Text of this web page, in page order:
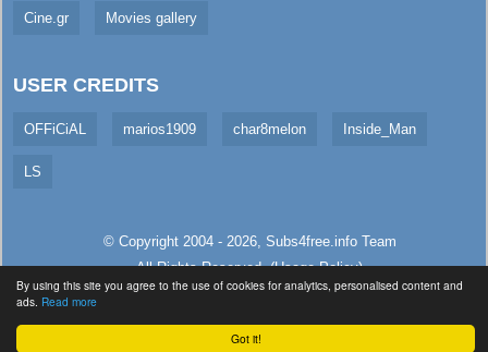
Got it!
By using this site you agree to the use of cookies for analytics, personalised content and
ads. Read more
Cine.gr Movies gallery
USER CREDITS
OFFiCiAL marios1909 char8melon Inside_Man
LS
© Copyright 2004 - 2026, Subs4free.infoTeam
All Rights Reserved. (Usage Policy)
Served in 162.08ms (live)